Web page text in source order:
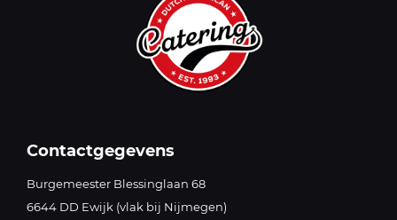
Contactgegevens
Burgemeester Blessinglaan 68
6644 DD Ewijk (vlak bij Nijmegen)